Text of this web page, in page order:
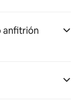
anfitrión